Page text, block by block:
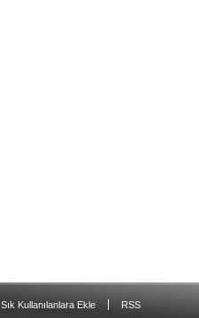
Sık Kullanılanlara Ekle RSS